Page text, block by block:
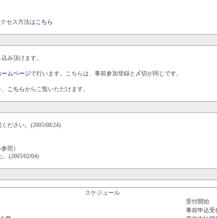
ス方法はこちら
み頂けます。
ムページで行います。こちらは、事前参加登録と〆切が同じです。
こちらからご覧いただけます。
ださい。(2005/08/24)
照）
(2005/02/04)
スケジュール
受付開始
事前申込受